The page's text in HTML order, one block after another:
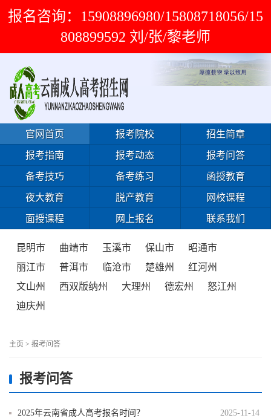
报名咨询：15908896980/15808718056/15
808899592 刘/张/黎老师
官网首页 报考院校 招生简章
报考指南 报考动态 报考问答
备考技巧 备考练习 函授教育
夜大教育 脱产教育 网校课程
面授课程 网上报名 联系我们
昆明市 曲靖市 玉溪市 保山市
昭通市
丽江市
普洱市 临沧市 楚雄州
红河州
文山州
西双版纳州 大理州 德宏州
怒江州
迪庆州
主页 > 报考问答
报考问答
2025-11-14
2025年云南省成人高考报名时间？